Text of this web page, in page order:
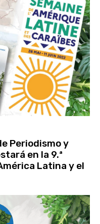
Periodismo y
en la 9.ª
Latina y el